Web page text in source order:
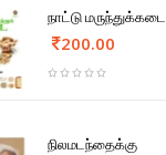
நாட்டு மருந்துக்கடை
200.00
நிலமடந்தைக்கு